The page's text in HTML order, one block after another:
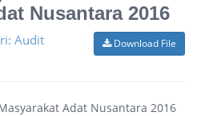
Nusantara 2016
Download File
Audit
Adat Nusantara 2016